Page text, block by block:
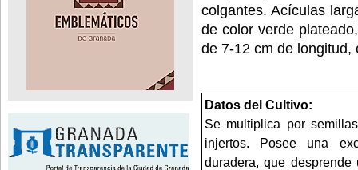
colgantes. Acículas
de color verde
de 7-12 cm de longitud,
Datos del Cultivo:
Se multiplica por
injertos. Posee una
duradera, que